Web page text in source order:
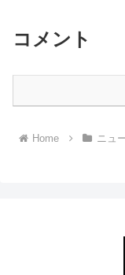
コメント
Home ニュ